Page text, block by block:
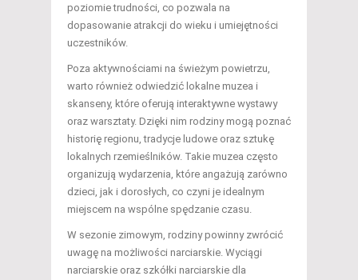
poziomie trudności, co pozwala na
dopasowanie atrakcji do wieku i umiejętności
uczestników.
Poza aktywnościami na świeżym powietrzu,
warto również odwiedzić lokalne muzea i
skanseny, które oferują interaktywne wystawy
oraz warsztaty. Dzięki nim rodziny mogą poznać
historię regionu, tradycje ludowe oraz sztukę
lokalnych rzemieślników. Takie muzea często
organizują wydarzenia, które angażują zarówno
dzieci, jak i dorosłych, co czyni je idealnym
miejscem na wspólne spędzanie czasu.
W sezonie zimowym, rodziny powinny zwrócić
uwagę na możliwości narciarskie. Wyciągi
narciarskie oraz szkółki narciarskie dla